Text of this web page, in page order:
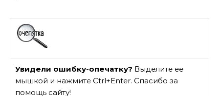
Увидели ошибку-опечатку? Выделите ее
мышкой и нажмите Ctrl+Enter. Спасибо за
помощь сайту!